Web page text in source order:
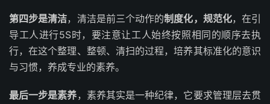
第四步是清洁，清洁是前三个动作的制度化，规范化，在引
导工人进行5S时，要注意让工人始终按照相同的顺序去执
行，在这个整理、整顿、清扫的过程，培养其标准化的意识
与习惯，养成专业的素养。
最后一步是素养，素养其实是一种纪律，它要求管理层去贯